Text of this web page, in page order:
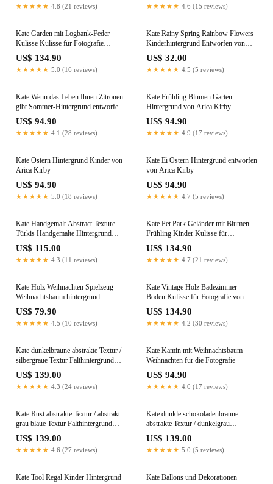
★★★★★ 4.8 (21 reviews) ★★★★★ 4.6 (15 reviews)
Kate Garden mit Logbank-Feder
Kulisse Kulisse für Fotografie
Entworfen von Pine Park Collection
US$ 134.90
★★★★★ 5.0 (16 reviews)
Kate Rainy Spring Rainbow Flowers
Kinderhintergrund Entworfen von
Leann West
US$ 32.00
★★★★★ 4.5 (5 reviews)
Kate Wenn das Leben Ihnen Zitronen
gibt Sommer-Hintergrund entworfen
von Arica Kirby
US$ 94.90
★★★★★ 4.1 (28 reviews)
Kate Frühling Blumen Garten
Hintergrund von Arica Kirby
US$ 94.90
★★★★★ 4.9 (17 reviews)
Kate Ostern Hintergrund Kinder von
Arica Kirby
US$ 94.90
★★★★★ 5.0 (18 reviews)
Kate Ei Ostern Hintergrund entworfen
von Arica Kirby
US$ 94.90
★★★★★ 4.7 (5 reviews)
Kate Handgemalt Abstract Texture
Türkis Handgemalte Hintergrund
Leinwand
US$ 115.00
★★★★★ 4.3 (11 reviews)
Kate Pet Park Geländer mit Blumen
Frühling Kinder Kulisse für
Fotografie von Erin Larkins
entworfen
US$ 134.90
★★★★★ 4.7 (21 reviews)
Kate Holz Weihnachten Spielzeug
Weihnachtsbaum hintergrund
US$ 79.90
★★★★★ 4.5 (10 reviews)
Kate Vintage Holz Badezimmer
Boden Kulisse für Fotografie von
Erin Larkins entworfen
US$ 134.90
★★★★★ 4.2 (30 reviews)
Kate dunkelbraune abstrakte Textur /
silbergraue Textur Falthintergrund
Fotografie 1.5x2m
US$ 139.00
★★★★★ 4.3 (24 reviews)
Kate Kamin mit Weihnachtsbaum
Weihnachten für die Fotografie
US$ 94.90
★★★★★ 4.0 (17 reviews)
Kate Rust abstrakte Textur / abstrakt
grau blaue Textur Falthintergrund
Doppelseitig Fotografie
5X6.5ft(1.5x2m)
US$ 139.00
★★★★★ 4.6 (27 reviews)
Kate dunkle schokoladenbraune
abstrakte Textur / dunkelgrau
schwarze Textur Falthintergrund
Fotografie 5X6.5ft (1.5x2m)
US$ 139.00
★★★★★ 5.0 (5 reviews)
Kate Tool Regal Kinder Hintergrund
Kate Ballons und Dekorationen